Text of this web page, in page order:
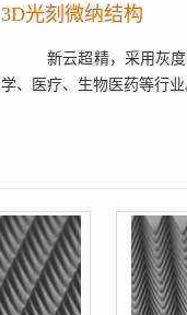
3D光刻微纳结构
新云超精，采用灰度
学、医疗、生物医药等行业